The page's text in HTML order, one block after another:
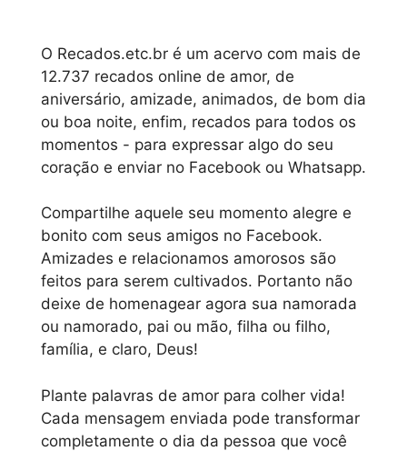
O Recados.etc.br é um acervo com mais de
12.737 recados online de amor, de
aniversário, amizade, animados, de bom dia
ou boa noite, enfim, recados para todos os
momentos - para expressar algo do seu
coração e enviar no Facebook ou Whatsapp.
Compartilhe aquele seu momento alegre e
bonito com seus amigos no Facebook.
Amizades e relacionamos amorosos são
feitos para serem cultivados. Portanto não
deixe de homenagear agora sua namorada
ou namorado, pai ou mão, filha ou filho,
família, e claro, Deus!
Plante palavras de amor para colher vida!
Cada mensagem enviada pode transformar
completamente o dia da pessoa que você